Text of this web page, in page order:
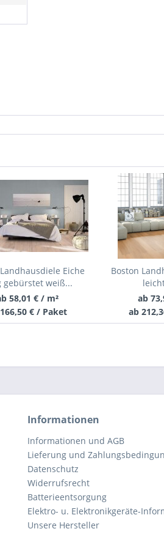
Eiche
gebürstet weiß...
58,01 € / m²
€ / Paket
Boston
ab
ab
Informationen
Informationen und AGB
Lieferung und
Datenschutz
Widerrufsrecht
Batterieentsorgung
Elektro- u. Elektronikgeräte-
Unsere Hersteller